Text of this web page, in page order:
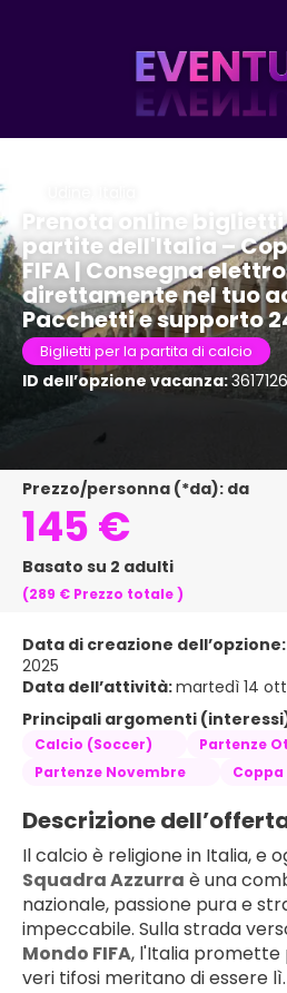
Prenota online
partite dell'Italia –
FIFA | Consegna
direttamente nel tuo
Pacchetti e supporto
Biglietti per la partita di calcio
ID dell’opzione vacanza:
Prezzo/personna (*da): da
145 €
Basato su 2 adulti
(289 € Prezzo totale)
Data di creazione dell’opzione:
2025
Data dell’attività:martedì 14
Principali argomenti
Calcio (Soccer)
Partenze
Partenze Novembre
Coppa
Descrizione
Squadra Azzurra è una
nazionale, passione pura e
impeccabile. Sulla strada
Mondo FIFA, l'Italia promette
veri tifosi meritano di essere lì.